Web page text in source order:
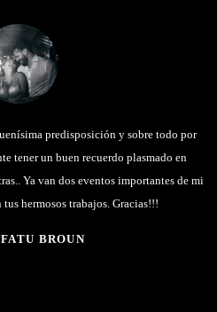
predisposición y sobre todo por
tener un buen recuerdo plasmado en
Ya van dos eventos importantes de mi
hermosos trabajos. Gracias!!!
BROUN